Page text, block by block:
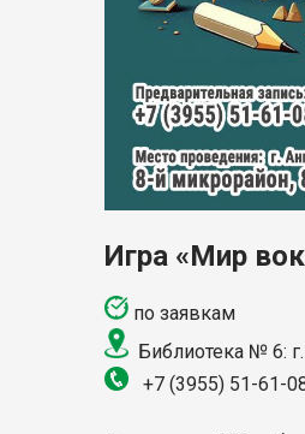
Игра «Мир
по заявкам
Библиотека № 6:
+7 (3955) 51-61-